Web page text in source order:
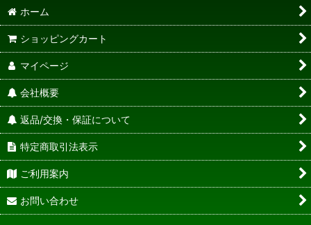
ホーム
ショッピングカート
マイページ
会社概要
返品/交換・保証について
特定商取引法表示
ご利用案内
お問い合わせ